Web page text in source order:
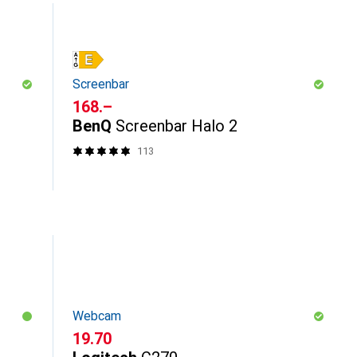
Screenbar
CHF
168.–
BenQ Screenbar Halo 2
113
Webcam
CHF
19.70